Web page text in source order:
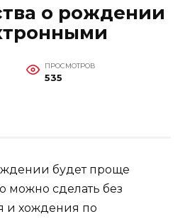
о рождении
ПРОСМОТРОВ
535
будет проще
можно сделать без
и хождения по